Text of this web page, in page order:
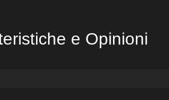
e Opinioni